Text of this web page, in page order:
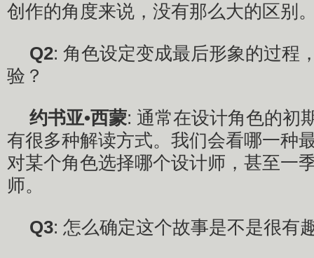
创作的角度来说，没有那么大的区别
Q2: 角色设定变成最后形象的过程
验？
约书亚•西蒙: 通常在设计角色的初
有很多种解读方式。我们会看哪一种
对某个角色选择哪个设计师，甚至一
师。
Q3: 怎么确定这个故事是不是很有